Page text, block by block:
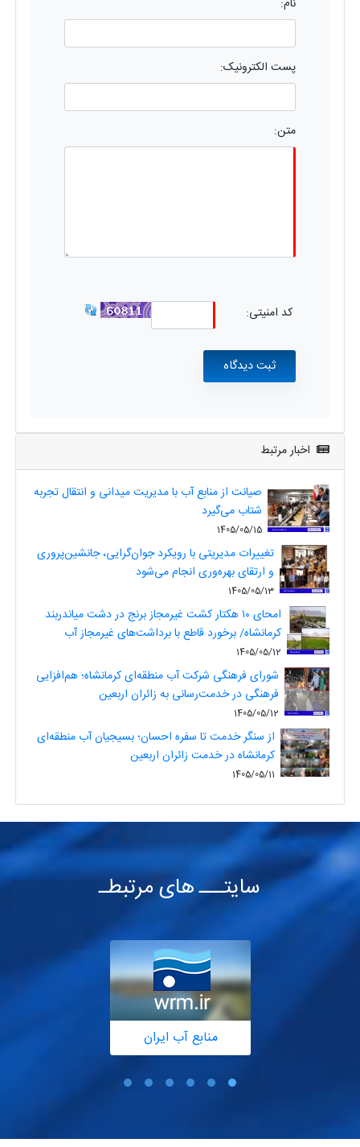
پست الکترونیک:
متن:
کد امنیتی:
اخبار مرتبط
صیانت از منابع آب با مدیریت میدانی و انتقال تجربه
شتاب می‌گیرد
1405/05/15
تغییرات مدیریتی با رویکرد جوان‌گرایی، جانشین‌پروری
و ارتقای بهره‌وری انجام می‌شود
1405/05/13
امحای ۱۰ هکتار کشت غیرمجاز برنج در دشت میاندربند
کرمانشاه/ برخورد قاطع با برداشت‌های غیرمجاز آب
1405/05/12
شورای فرهنگی شرکت آب منطقه‌ای کرمانشاه؛ هم‌افزایی
فرهنگی در خدمت‌رسانی به زائران اربعین
1405/05/12
از سنگر خدمت تا سفره احسان؛ بسیجیان آب منطقه‌ای
کرمانشاه در خدمت زائران اربعین
1405/05/11
سایتـــ های مرتبطـ
منابع آب ایران